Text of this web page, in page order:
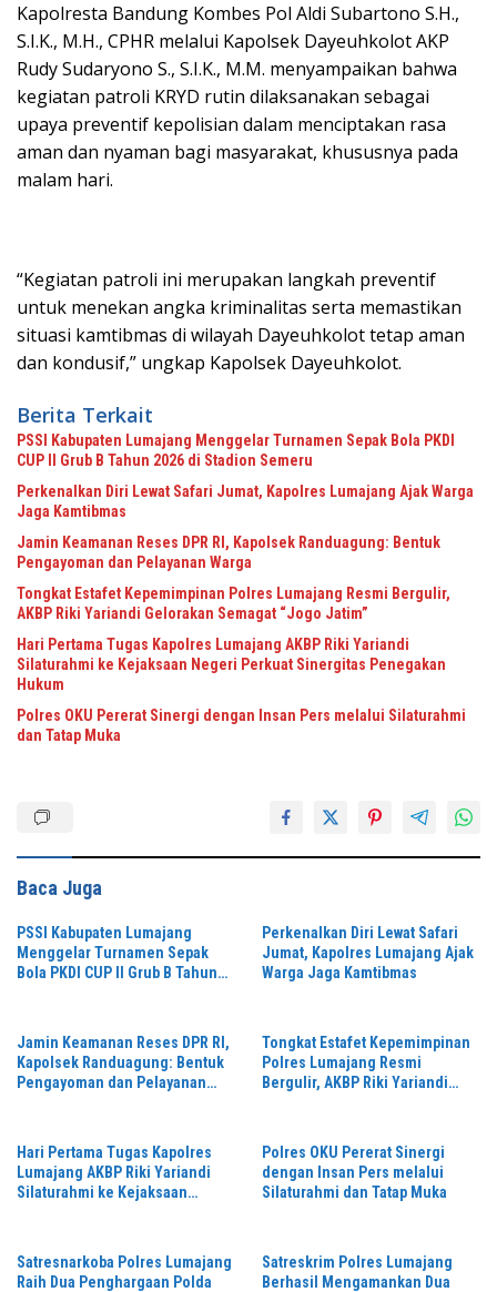
Kapolresta Bandung Kombes Pol Aldi Subartono S.H.,
S.I.K., M.H., CPHR melalui Kapolsek Dayeuhkolot AKP
Rudy Sudaryono S., S.I.K., M.M. menyampaikan bahwa
kegiatan patroli KRYD rutin dilaksanakan sebagai
upaya preventif kepolisian dalam menciptakan rasa
aman dan nyaman bagi masyarakat, khususnya pada
malam hari.
“Kegiatan patroli ini merupakan langkah preventif
untuk menekan angka kriminalitas serta memastikan
situasi kamtibmas di wilayah Dayeuhkolot tetap aman
dan kondusif,” ungkap Kapolsek Dayeuhkolot.
Berita Terkait
PSSI Kabupaten Lumajang Menggelar Turnamen Sepak Bola PKDI
CUP II Grub B Tahun 2026 di Stadion Semeru
Perkenalkan Diri Lewat Safari Jumat, Kapolres Lumajang Ajak Warga
Jaga Kamtibmas
Jamin Keamanan Reses DPR RI, Kapolsek Randuagung: Bentuk
Pengayoman dan Pelayanan Warga
Tongkat Estafet Kepemimpinan Polres Lumajang Resmi Bergulir,
AKBP Riki Yariandi Gelorakan Semagat “Jogo Jatim”
Hari Pertama Tugas Kapolres Lumajang AKBP Riki Yariandi
Silaturahmi ke Kejaksaan Negeri Perkuat Sinergitas Penegakan
Hukum
Polres OKU Pererat Sinergi dengan Insan Pers melalui Silaturahmi
dan Tatap Muka
Baca Juga
PSSI Kabupaten Lumajang
Menggelar Turnamen Sepak
Bola PKDI CUP II Grub B Tahun
Perkenalkan Diri Lewat Safari
Jumat, Kapolres Lumajang Ajak
Warga Jaga Kamtibmas
Jamin Keamanan Reses DPR RI,
Kapolsek Randuagung: Bentuk
Pengayoman dan Pelayanan
Tongkat Estafet Kepemimpinan
Polres Lumajang Resmi
Bergulir, AKBP Riki Yariandi
Hari Pertama Tugas Kapolres
Lumajang AKBP Riki Yariandi
Silaturahmi ke Kejaksaan
Polres OKU Pererat Sinergi
dengan Insan Pers melalui
Silaturahmi dan Tatap Muka
Satresnarkoba Polres Lumajang
Raih Dua Penghargaan Polda
Satreskrim Polres Lumajang
Berhasil Mengamankan Dua